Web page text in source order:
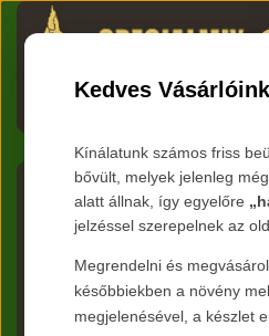
Kedves
Kínálatunk számos friss
bővült, melyek jelenleg
alatt állnak, így egyelőre
jelzéssel szerepelnek az
Megrendelni és
későbbiekben a növény
megjelenésével, a készlet
Nyitva
lakossági
Hétfő:
Kedd:
Szerda:
Csütörtök: